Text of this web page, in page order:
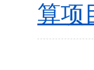
算项